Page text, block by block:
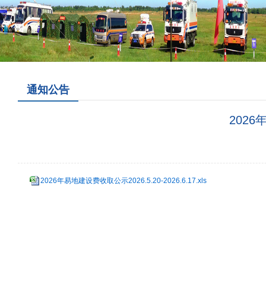
通知公告
2026
2026年易地建设费收取公示2026.5.20-2026.6.17.xls